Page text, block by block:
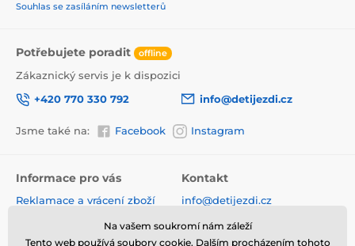
Souhlas se zasíláním newsletterů
Potřebujete poradit offline
Zákaznický servis je k dispozici
+420 770 330 792
info@detijezdi.cz
Jsme také na: Facebook Instagram
Informace pro vás
Reklamace a vrácení zboží
Obchodní podmínky
Ochrana osobních údajů
Kontakt
info@detijezdi.cz
770 330 792 (Po-Pá 10-16 hod)
Na vašem soukromí nám záleží
Tento web používá soubory cookie. Dalším procházením tohoto